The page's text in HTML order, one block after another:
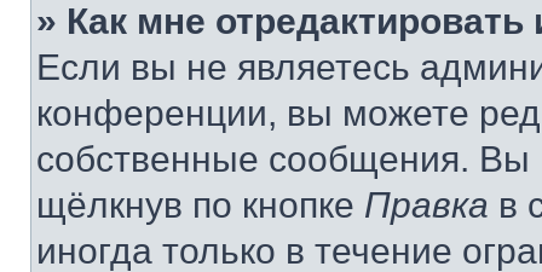
» Как мне
Если вы не являетесь
конференции, вы можете
собственные сообщения. Вы
щёлкнув по кнопке Правка в
иногда только в течение